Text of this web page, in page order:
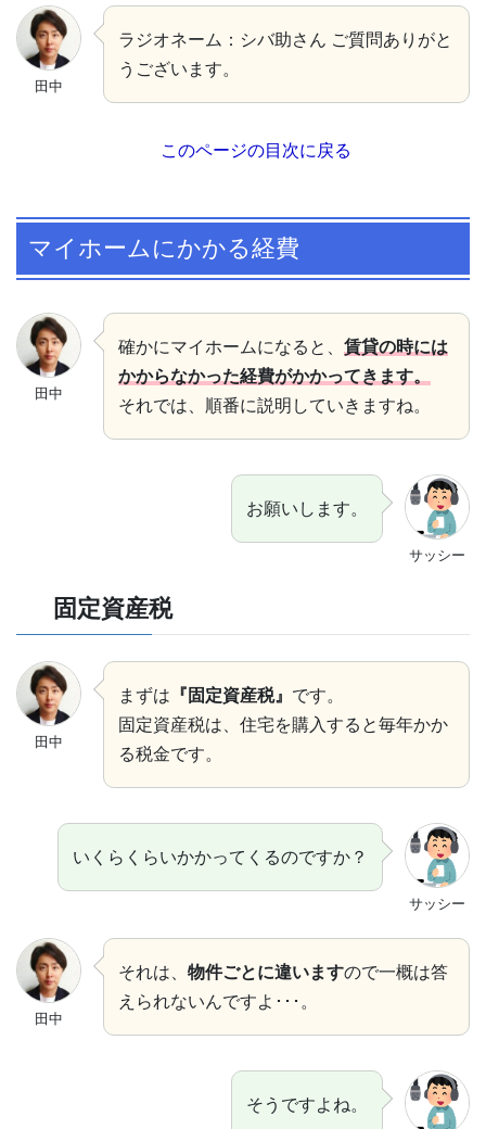
田中
ラジオネーム：シバ助さん ご質問ありがと
うございます。
このページの目次に戻る
マイホームにかかる経費
田中
確かにマイホームになると、 賃貸の時には
かからなかった経費がかかってきます。
それでは、順番に説明していきますね。
サッシー
お願いします。
固定資産税
田中
まずは 『固定資産税』 です。
固定資産税は、住宅を購入すると毎年かか
る税金です。
サッシー
いくらくらいかかってくるのですか？
田中
それは、 物件ごとに違いますので一概は答
えられないんですよ･･･。
そうですよね。